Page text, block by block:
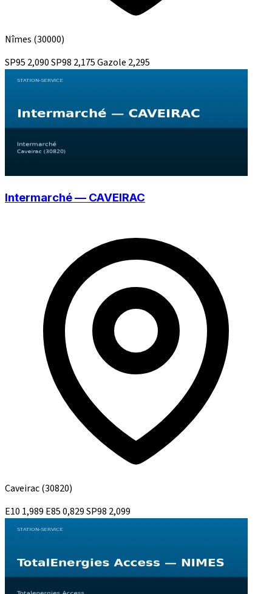
Nîmes (30000)
SP95 2,090SP98 2,175Gazole 2,295
Intermarché — CAVEIRAC
Caveirac(30820)
E10 1,989 E850,829SP98 2,099